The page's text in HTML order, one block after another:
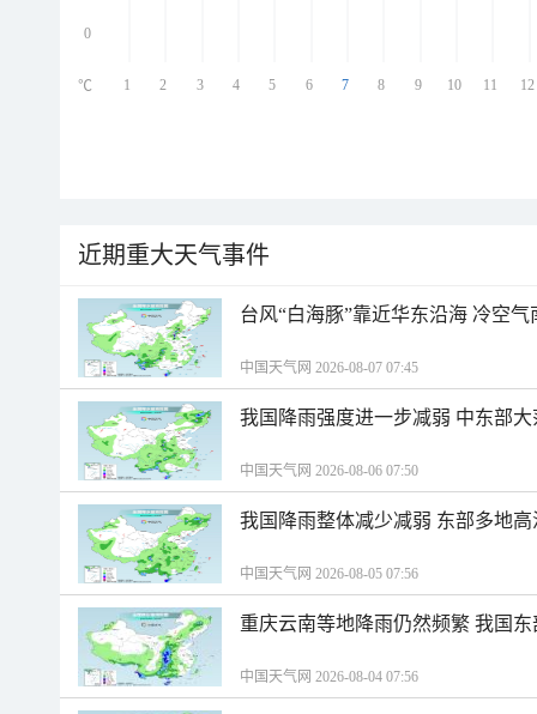
0
1 2 3 4 5 6 7 8 9 10 11 12
℃
近期重大天气事件
台风“白海豚”靠近华东沿海 冷空
中国天气网 2026-08-07 07:45
我国降雨强度进一步减弱 中东部
中国天气网 2026-08-06 07:50
我国降雨整体减少减弱 东部多地
中国天气网 2026-08-05 07:56
重庆云南等地降雨仍然频繁 我国
中国天气网 2026-08-04 07:56